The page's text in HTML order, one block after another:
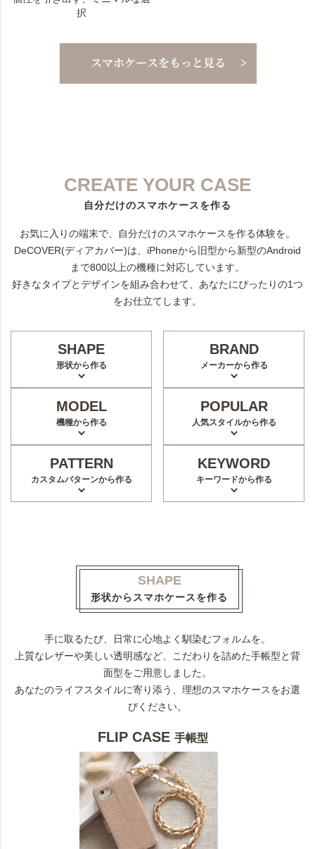
CREATE YOUR CASE
自分だけのスマホケースを作る
お気に入りの端末で、自分だけのスマホケースを作る体験を。
DeCOVER(ディアカバー)は、iPhoneから旧型から新型のAndroid
まで800以上の機種に対応しています。
好きなタイプとデザインを組み合わせて、あなたにぴったりの1つ
をお仕立てします。
SHAPE
形状から作る
BRAND
メーカーから作る
MODEL
機種から作る
POPULAR
人気スタイルから作る
PATTERN
カスタムパターンから作る
KEYWORD
キーワードから作る
SHAPE
形状からスマホケースを作る
手に取るたび、日常に心地よく馴染むフォルムを。
上質なレザーや美しい透明感など、こだわりを詰めた手帳型と背
面型をご用意しました。
あなたのライフスタイルに寄り添う、理想のスマホケースをお選
びください。
FLIP CASE手帳型